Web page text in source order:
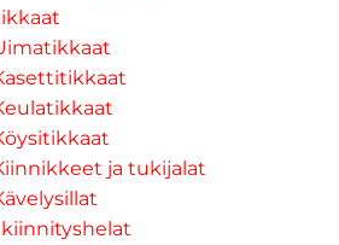
ja tukijalat